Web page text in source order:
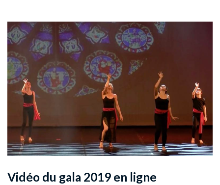
Vidéo du gala 2019 en ligne